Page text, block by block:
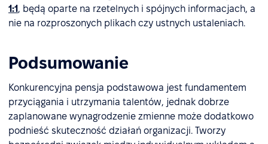
1:1 , będą oparte na rzetelnych i spójnych informacjach, a
nie na rozproszonych plikach czy ustnych ustaleniach.
Podsumowanie
Konkurencyjna pensja podstawowa jest fundamentem
przyciągania i utrzymania talentów, jednak dobrze
zaplanowane wynagrodzenie zmienne może dodatkowo
podnieść skuteczność działań organizacji. Tworzy